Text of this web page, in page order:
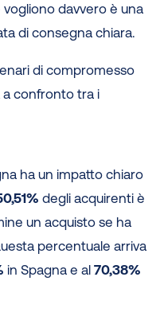
davvero è una
di consegna chiara.
ha un impatto chiaro
degli acquirenti è
un acquisto se ha
percentuale arriva
in Spagna e al70,38%